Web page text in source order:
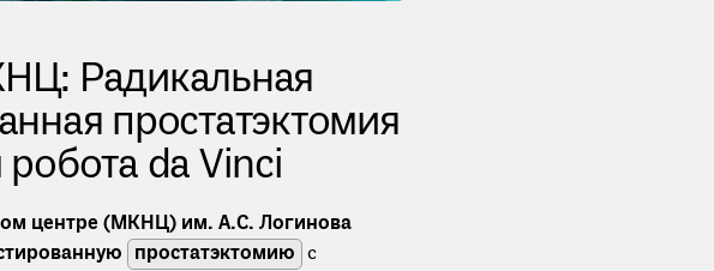
Радикальная
простатэктомия
da Vinci
центре (МКНЦ) им. А.С. Логинова
простатэктомию с